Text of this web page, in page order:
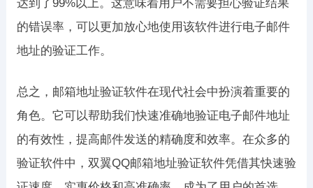
达到了99%以上。这意味着用户不需要担心验证结果
的错误率，可以更加放心地使用该软件进行电子邮件
地址的验证工作。
总之，邮箱地址验证软件在现代社会中扮演着重要的
角色。它可以帮助我们快速准确地验证电子邮件地址
的有效性，提高邮件发送的精确度和效率。在众多的
验证软件中，双翼QQ邮箱地址验证软件凭借其快速验